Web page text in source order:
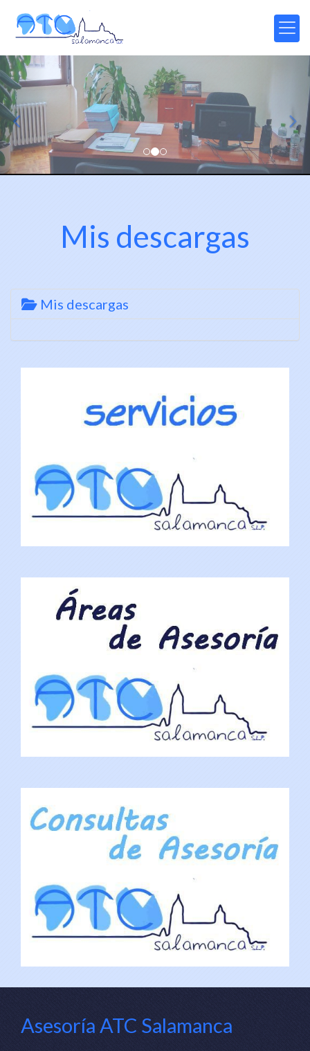
prev
Mis descargas
Mis descargas
Asesoría ATC Salamanca